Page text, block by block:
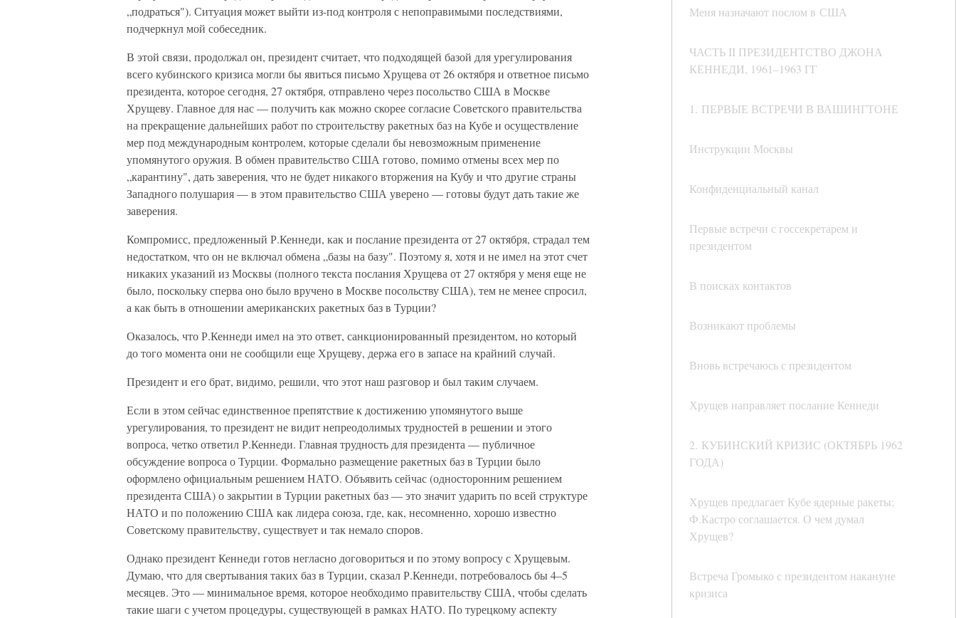
Меня назначают послом в США
ЧАСТЬ II ПРЕЗИДЕНТСТВО ДЖОНА
КЕННЕДИ, 1961–1963 ГГ
1. ПЕРВЫЕ ВСТРЕЧИ В ВАШИНГТОНЕ
Инструкции Москвы
Конфиденциальный канал
Первые встречи с госсекретарем и
президентом
В поисках контактов
Возникают проблемы
Вновь встречаюсь с президентом
Хрущев направляет послание Кеннеди
2. КУБИНСКИЙ КРИЗИС (ОКТЯБРЬ 1962
ГОДА)
Хрущев предлагает Кубе ядерные ракеты;
Ф.Кастро соглашается. О чем думал
Хрущев?
Встреча Громыко с президентом накануне
кризиса
„подраться"). Ситуация может выйти из-под контроля с непоправимыми последствиями,
подчеркнул мой собеседник.
В этой связи, продолжал он, президент считает, что подходящей базой для урегулирования
всего кубинского кризиса могли бы явиться письмо Хрущева от 26 октября и ответное письмо
президента, которое сегодня, 27 октября, отправлено через посольство США в Москве
Хрущеву. Главное для нас — получить как можно скорее согласие Советского правительства
на прекращение дальнейших работ по строительству ракетных баз на Кубе и осуществление
мер под международным контролем, которые сделали бы невозможным применение
упомянутого оружия. В обмен правительство США готово, помимо отмены всех мер по
„карантину", дать заверения, что не будет никакого вторжения на Кубу и что другие страны
Западного полушария — в этом правительство США уверено — готовы будут дать такие же
заверения.
Компромисс, предложенный Р.Кеннеди, как и послание президента от 27 октября, страдал тем
недостатком, что он не включал обмена „базы на базу". Поэтому я, хотя и не имел на этот счет
никаких указаний из Москвы (полного текста послания Хрущева от 27 октября у меня еще не
было, поскольку сперва оно было вручено в Москве посольству США), тем не менее спросил,
а как быть в отношении американских ракетных баз в Турции?
Оказалось, что Р.Кеннеди имел на это ответ, санкционированный президентом, но который
до того момента они не сообщили еще Хрущеву, держа его в запасе на крайний случай.
Президент и его брат, видимо, решили, что этот наш разговор и был таким случаем.
Если в этом сейчас единственное препятствие к достижению упомянутого выше
урегулирования, то президент не видит непреодолимых трудностей в решении и этого
вопроса, четко ответил Р.Кеннеди. Главная трудность для президента — публичное
обсуждение вопроса о Турции. Формально размещение ракетных баз в Турции было
оформлено официальным решением НАТО. Объявить сейчас (односторонним решением
президента США) о закрытии в Турции ракетных баз — это значит ударить по всей структуре
НАТО и по положению США как лидера союза, где, как, несомненно, хорошо известно
Советскому правительству, существует и так немало споров.
Однако президент Кеннеди готов негласно договориться и по этому вопросу с Хрущевым.
Думаю, что для свертывания таких баз в Турции, сказал Р.Кеннеди, потребовалось бы 4–5
месяцев. Это — минимальное время, которое необходимо правительству США, чтобы сделать
такие шаги с учетом процедуры, существующей в рамках НАТО. По турецкому аспекту